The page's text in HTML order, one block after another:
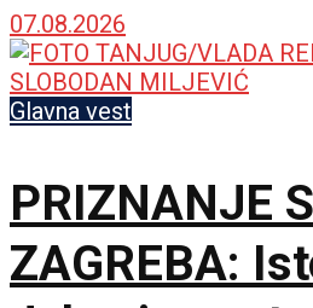
doprineti
odnosa
07.08.2026
Glavna vest
PRIZNANJE
ZAGREBA: